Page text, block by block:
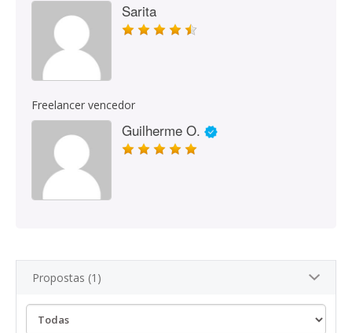
Sarita
Freelancer vencedor
Guilherme O.
Propostas (1)